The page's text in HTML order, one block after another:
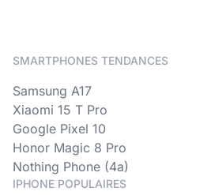
SMARTPHONES TENDANCES
Samsung A17
Xiaomi 15 T Pro
Google Pixel 10
Honor Magic 8 Pro
Nothing Phone (4a)
IPHONE POPULAIRES